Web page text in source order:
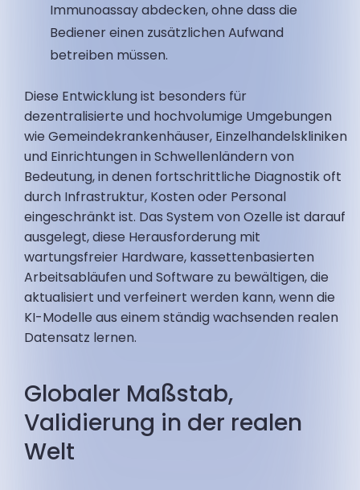
Immunoassay abdecken, ohne dass die
Bediener einen zusätzlichen Aufwand
betreiben müssen.
Diese Entwicklung ist besonders für
dezentralisierte und hochvolumige Umgebungen
wie Gemeindekrankenhäuser, Einzelhandelskliniken
und Einrichtungen in Schwellenländern von
Bedeutung, in denen fortschrittliche Diagnostik oft
durch Infrastruktur, Kosten oder Personal
eingeschränkt ist. Das System von Ozelle ist darauf
ausgelegt, diese Herausforderung mit
wartungsfreier Hardware, kassettenbasierten
Arbeitsabläufen und Software zu bewältigen, die
aktualisiert und verfeinert werden kann, wenn die
KI-Modelle aus einem ständig wachsenden realen
Datensatz lernen.
Globaler Maßstab,
Validierung in der realen
Welt